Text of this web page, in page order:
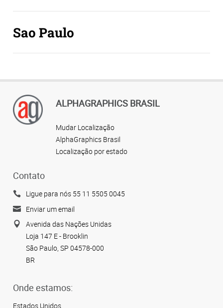
Sao Paulo
ALPHAGRAPHICS BRASIL
Mudar Localização
AlphaGraphics Brasil
Localização por estado
Contato
Ligue para nós 55 11 5505 0045
Enviar um email
Avenida das Nações Unidas
Loja 147 E - Brooklin
São Paulo, SP 04578-000
BR
Onde estamos:
Estados Unidos